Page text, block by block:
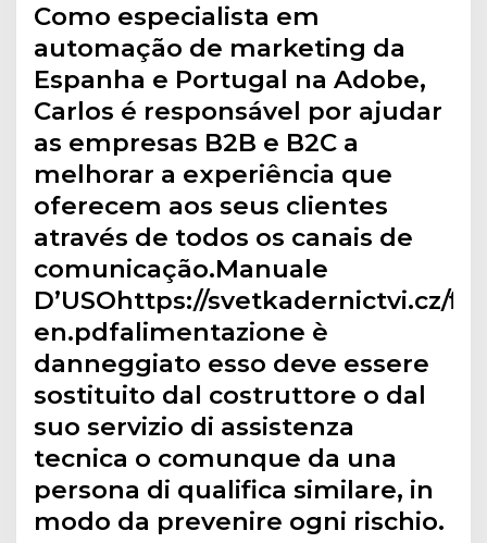
Como especialista em
automação de marketing da
Espanha e Portugal na Adobe,
Carlos é responsável por ajudar
as empresas B2B e B2C a
melhorar a experiência que
oferecem aos seus clientes
através de todos os canais de
comunicação.Manuale
D’USOhttps://svetkadernictvi.cz/
en.pdfalimentazione è
danneggiato esso deve essere
sostituito dal costruttore o dal
suo servizio di assistenza
tecnica o comunque da una
persona di qualifica similare, in
modo da prevenire ogni rischio.